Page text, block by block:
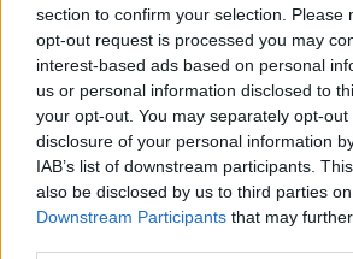
section to confirm your selection. Please
opt-out request is processed you may
interest-based ads based on personal
us or personal information disclosed to
your opt-out. You may separately opt-
disclosure of your personal information
IAB’s list of downstream participants.
also be disclosed by us to third parties
Downstream Participants that may